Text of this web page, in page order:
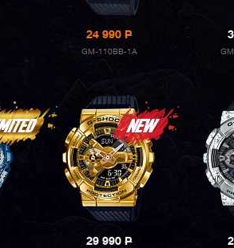
24 990P
GM-110BB-1A
29 990P